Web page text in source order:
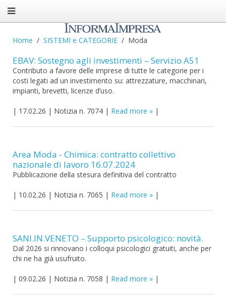
Home SISTEMI e CATEGORIE Moda
EBAV: Sostegno agli investimenti – Servizio A51
Contributo a favore delle imprese di tutte le categorie per i
costi legati ad un investimento su: attrezzature, macchinari,
impianti, brevetti, licenze d’uso.
| 17.02.26 | Notizia n. 7074 | Read more |
Area Moda - Chimica: contratto collettivo
nazionale di lavoro 16.07.2024
Pubblicazione della stesura definitiva del contratto
| 10.02.26 | Notizia n. 7065 | Read more |
SANI.IN.VENETO – Supporto psicologico: novità.
Dal 2026 si rinnovano i colloqui psicologici gratuiti, anche per
chi ne ha già usufruito.
| 09.02.26 | Notizia n. 7058 | Read more |